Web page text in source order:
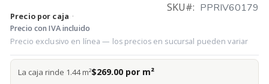
SKU
PPRIV60179
Precio por caja ·
Precio con IVA incluido
Precio exclusivo en línea — los precios en sucursal pueden variar
La caja rinde 1.44 m²$269.00 por m²